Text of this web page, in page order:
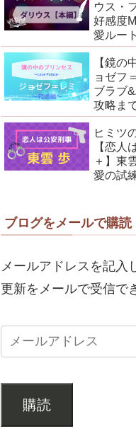
ウス・
好感度
愛ルー
選択肢
【鏡の
ョゼフ
ブラブ
攻略ま
ヒミツ
【恋人
＋】東
愛の試
ブログをメールで購読
メールアドレスを記入
更新をメールで受信で
購読